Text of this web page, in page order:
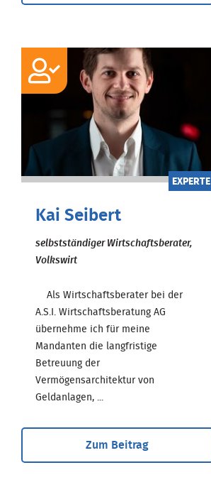
EXPERTE
Kai Seibert
selbstständiger Wirtschaftsberater,
Volkswirt
Als Wirtschaftsberater bei der
A.S.I. Wirtschaftsberatung AG
übernehme ich für meine
Mandanten die langfristige
Betreuung der
Vermögensarchitektur von
Geldanlagen, ...
Zum Beitrag